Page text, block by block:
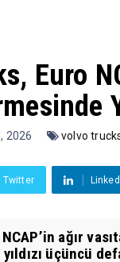
Euro
2026 volvo
Twitter
ağır
üçüncü